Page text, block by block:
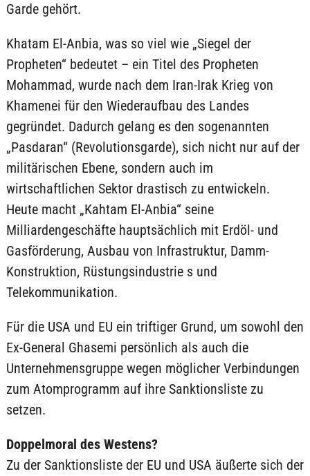
Garde gehört.
Khatam El-Anbia, was so viel wie „Siegel der
Propheten“ bedeutet – ein Titel des Propheten
Mohammad, wurde nach dem Iran-Irak Krieg von
Khamenei für den Wiederaufbau des Landes
gegründet. Dadurch gelang es den sogenannten
„Pasdaran“ (Revolutionsgarde), sich nicht nur auf der
militärischen Ebene, sondern auch im
wirtschaftlichen Sektor drastisch zu entwickeln.
Heute macht „Kahtam El-Anbia“ seine
Milliardengeschäfte hauptsächlich mit Erdöl- und
Gasförderung, Ausbau von Infrastruktur, Damm-
Konstruktion, Rüstungsindustrie s und
Telekommunikation.
Für die USA und EU ein triftiger Grund, um sowohl den
Ex-General Ghasemi persönlich als auch die
Unternehmensgruppe wegen möglicher Verbindungen
zum Atomprogramm auf ihre Sanktionsliste zu
setzen.
Doppelmoral des Westens?
Zu der Sanktionsliste der EU und USA äußerte sich der